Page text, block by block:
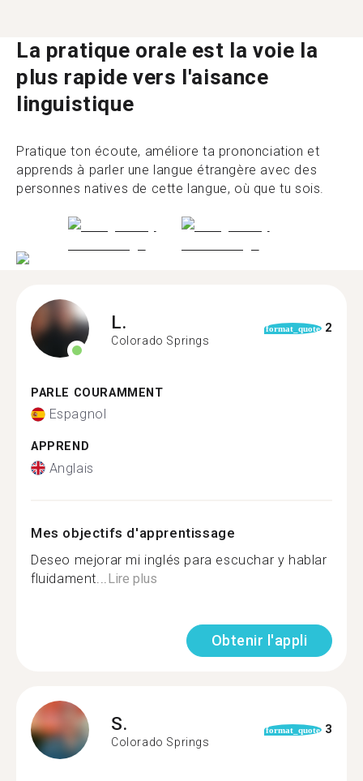
La pratique orale est la voie la
plus rapide vers l'aisance
linguistique
Pratique ton écoute, améliore ta prononciation et
apprends à parler une langue étrangère avec des
personnes natives de cette langue, où que tu sois.
L.
Colorado Springs
format_quote 2
PARLE COURAMMENT
Espagnol
APPREND
Anglais
Mes objectifs d'apprentissage
Deseo mejorar mi inglés para escuchar y hablar
fluidament... Lire plus
Obtenir l'appli
S.
Colorado Springs
format_quote 3